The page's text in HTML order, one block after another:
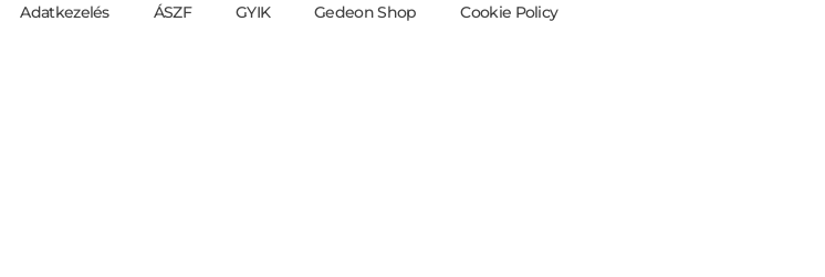
Adatkezelés ÁSZF GYIK Gedeon Shop Cookie Policy